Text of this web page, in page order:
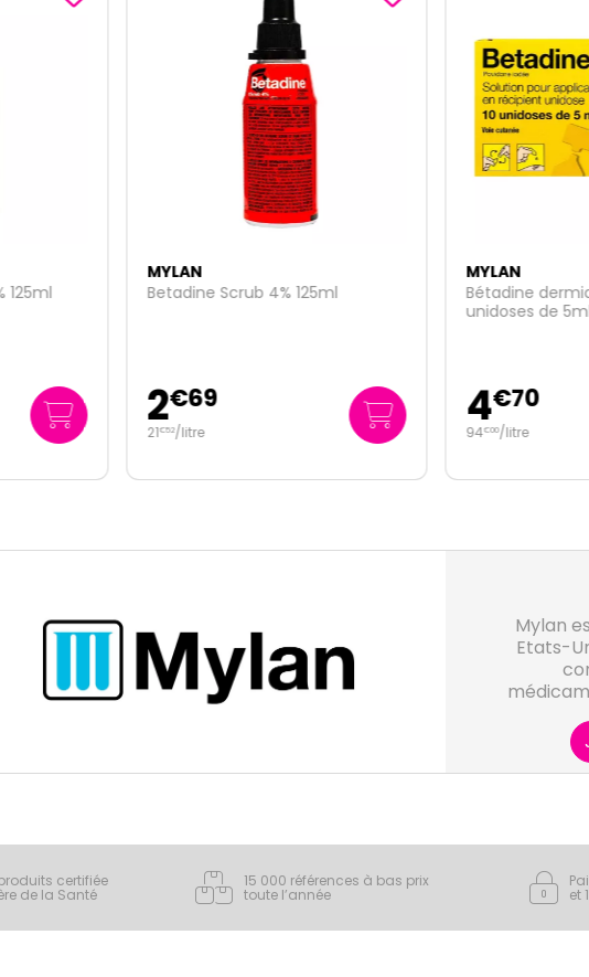
125ml
MYLAN
Bétadine dermique 10% 10
4€
94€
MYLAN
1€99
15€92
Mylan
Etats-
plus
certifiée
de la Santé
15 000 références à bas prix
toute l’année et